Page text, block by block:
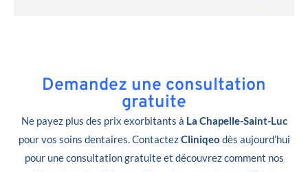
Demandez une consultation
gratuite
Ne payez plus des prix exorbitants à La Chapelle-Saint-Luc
pour vos soins dentaires. ContactezCliniqeo dès aujourd’hui
pour une consultation gratuite et découvrez comment nos